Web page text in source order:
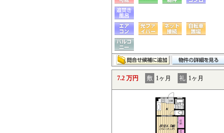
7.2 万円 敷 1ヶ月 礼 1ヶ月